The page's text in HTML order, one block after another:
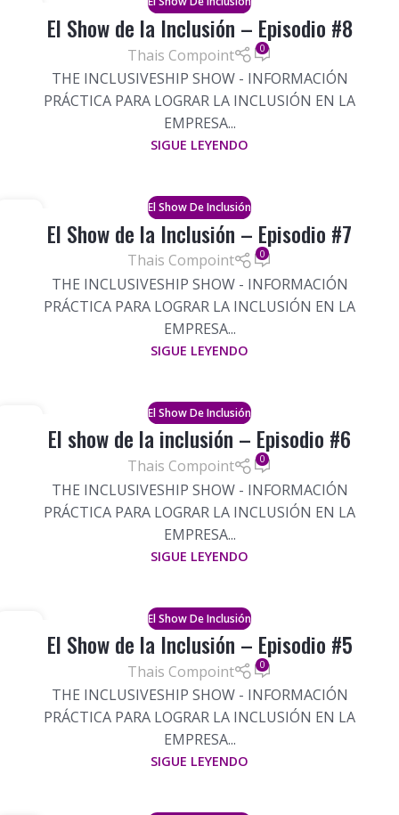
El Show de la Inclusión – Episodio #8
Thais Compoint 0
THE INCLUSIVESHIP SHOW - INFORMACIÓN
PRÁCTICA PARA LOGRAR LA INCLUSIÓN EN LA
EMPRESA...
SIGUE LEYENDO
El Show De Inclusión
El Show de la Inclusión – Episodio #7
Thais Compoint 0
THE INCLUSIVESHIP SHOW - INFORMACIÓN
PRÁCTICA PARA LOGRAR LA INCLUSIÓN EN LA
EMPRESA...
SIGUE LEYENDO
El Show De Inclusión
El show de la inclusión – Episodio #6
Thais Compoint 0
THE INCLUSIVESHIP SHOW - INFORMACIÓN
PRÁCTICA PARA LOGRAR LA INCLUSIÓN EN LA
EMPRESA...
SIGUE LEYENDO
El Show De Inclusión
El Show de la Inclusión – Episodio #5
Thais Compoint 0
THE INCLUSIVESHIP SHOW - INFORMACIÓN
PRÁCTICA PARA LOGRAR LA INCLUSIÓN EN LA
EMPRESA...
SIGUE LEYENDO